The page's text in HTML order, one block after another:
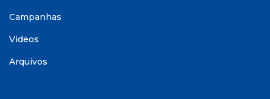
Campanhas
Videos
Arquivos